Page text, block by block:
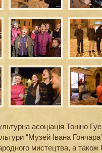
асоціація Тоніно
“Музей Івана
мистецтва, а